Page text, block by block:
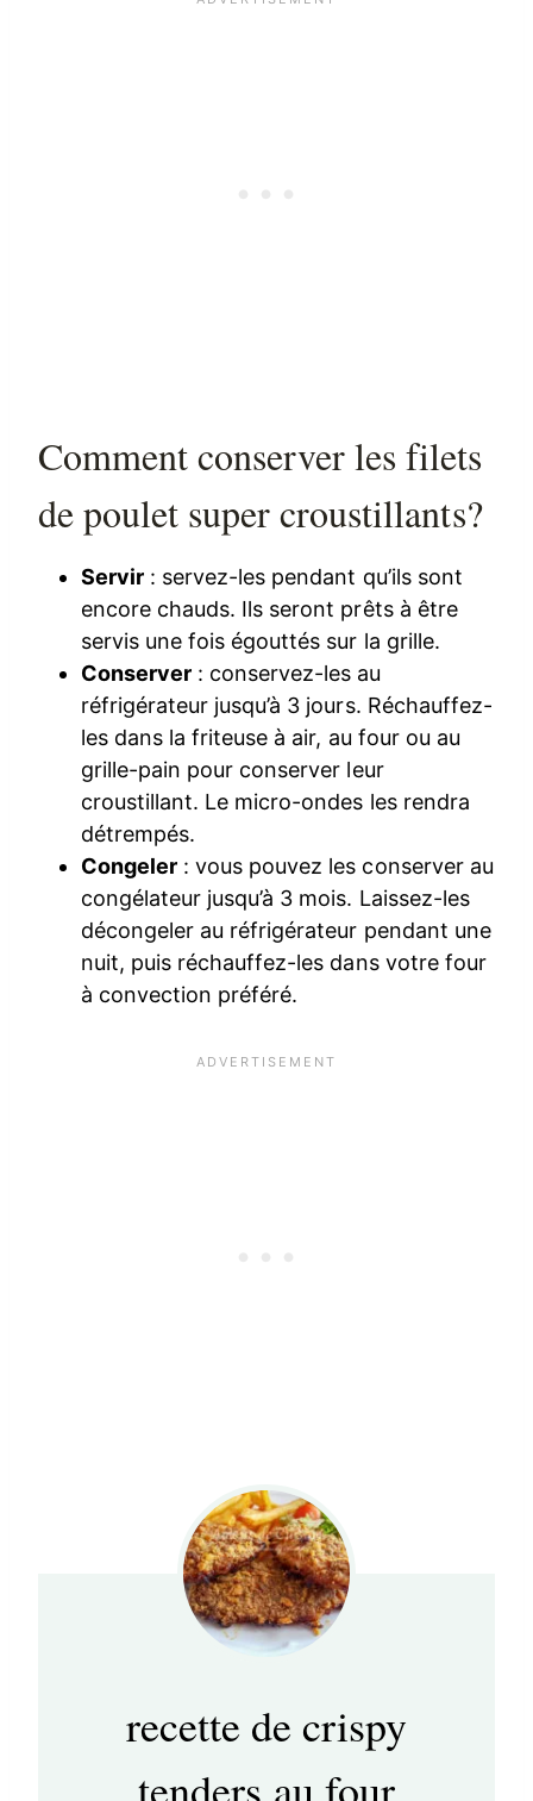
Comment conserver les filets
de poulet super croustillants?
Servir : servez-les pendant qu’ils sont
encore chauds. Ils seront prêts à être
servis une fois égouttés sur la grille.
Conserver : conservez-les au
réfrigérateur jusqu’à 3 jours. Réchauffez-
les dans la friteuse à air, au four ou au
grille-pain pour conserver leur
croustillant. Le micro-ondes les rendra
détrempés.
Congeler : vous pouvez les conserver au
congélateur jusqu’à 3 mois. Laissez-les
décongeler au réfrigérateur pendant une
nuit, puis réchauffez-les dans votre four
à convection préféré.
recette de crispy
tenders au four